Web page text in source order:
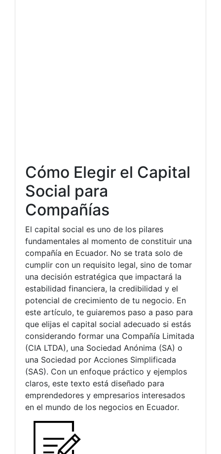
Cómo Elegir el Capital
Social para
Compañías
El capital social es uno de los pilares
fundamentales al momento de constituir una
compañía en Ecuador. No se trata solo de
cumplir con un requisito legal, sino de tomar
una decisión estratégica que impactará la
estabilidad financiera, la credibilidad y el
potencial de crecimiento de tu negocio. En
este artículo, te guiaremos paso a paso para
que elijas el capital social adecuado si estás
considerando formar una Compañía Limitada
(CIA LTDA), una Sociedad Anónima (SA) o
una Sociedad por Acciones Simplificada
(SAS). Con un enfoque práctico y ejemplos
claros, este texto está diseñado para
emprendedores y empresarios interesados
en el mundo de los negocios en Ecuador.